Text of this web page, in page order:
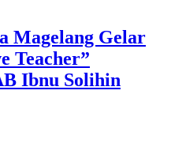
Magelang Gelar
Teacher”
Ibnu Solihin